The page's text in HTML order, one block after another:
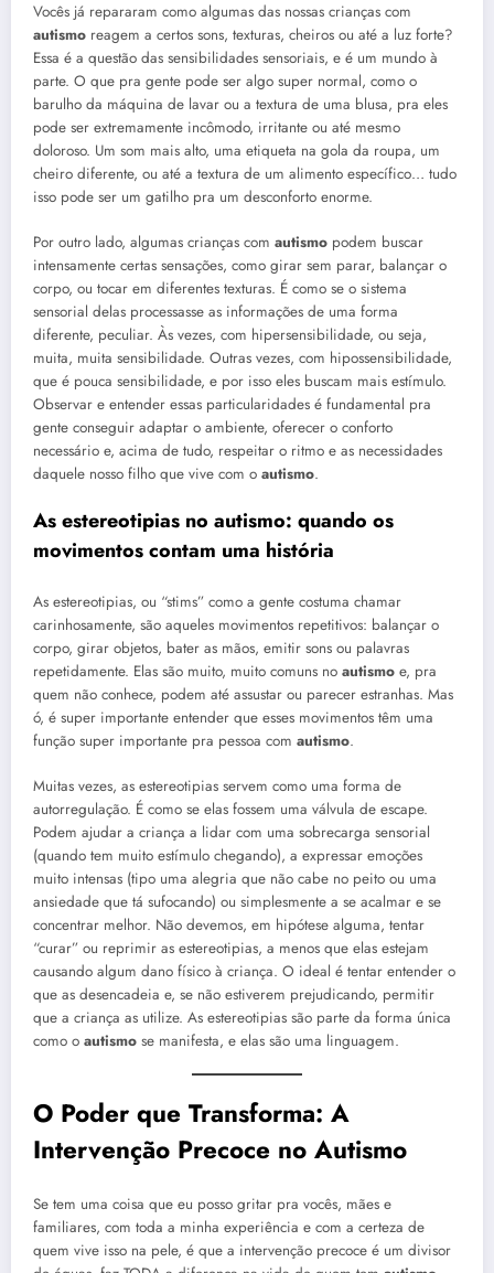
Vocês já repararam como algumas das nossas crianças com
autismo reagem a certos sons, texturas, cheiros ou até a luz forte?
Essa é a questão das sensibilidades sensoriais, e é um mundo à
parte. O que pra gente pode ser algo super normal, como o
barulho da máquina de lavar ou a textura de uma blusa, pra eles
pode ser extremamente incômodo, irritante ou até mesmo
doloroso. Um som mais alto, uma etiqueta na gola da roupa, um
cheiro diferente, ou até a textura de um alimento específico… tudo
isso pode ser um gatilho pra um desconforto enorme.
Por outro lado, algumas crianças com autismo podem buscar
intensamente certas sensações, como girar sem parar, balançar o
corpo, ou tocar em diferentes texturas. É como se o sistema
sensorial delas processasse as informações de uma forma
diferente, peculiar. Às vezes, com hipersensibilidade, ou seja,
muita, muita sensibilidade. Outras vezes, com hipossensibilidade,
que é pouca sensibilidade, e por isso eles buscam mais estímulo.
Observar e entender essas particularidades é fundamental pra
gente conseguir adaptar o ambiente, oferecer o conforto
necessário e, acima de tudo, respeitar o ritmo e as necessidades
daquele nosso filho que vive com o autismo.
As estereotipias no autismo: quando os
movimentos contam uma história
As estereotipias, ou “stims” como a gente costuma chamar
carinhosamente, são aqueles movimentos repetitivos: balançar o
corpo, girar objetos, bater as mãos, emitir sons ou palavras
repetidamente. Elas são muito, muito comuns no autismo e, pra
quem não conhece, podem até assustar ou parecer estranhas. Mas
ó, é super importante entender que esses movimentos têm uma
função super importante pra pessoa com autismo.
Muitas vezes, as estereotipias servem como uma forma de
autorregulação. É como se elas fossem uma válvula de escape.
Podem ajudar a criança a lidar com uma sobrecarga sensorial
(quando tem muito estímulo chegando), a expressar emoções
muito intensas (tipo uma alegria que não cabe no peito ou uma
ansiedade que tá sufocando) ou simplesmente a se acalmar e se
concentrar melhor. Não devemos, em hipótese alguma, tentar
“curar” ou reprimir as estereotipias, a menos que elas estejam
causando algum dano físico à criança. O ideal é tentar entender o
que as desencadeia e, se não estiverem prejudicando, permitir
que a criança as utilize. As estereotipias são parte da forma única
como o autismo se manifesta, e elas são uma linguagem.
O Poder que Transforma: A
Intervenção Precoce no Autismo
Se tem uma coisa que eu posso gritar pra vocês, mães e
familiares, com toda a minha experiência e com a certeza de
quem vive isso na pele, é que a intervenção precoce é um divisor